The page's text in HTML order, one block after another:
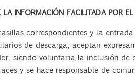
INFORMACIÓN FACILITADA POR
correspondientes y la
de descarga, aceptan
siendo voluntaria la inclusión de
y se hace responsable de